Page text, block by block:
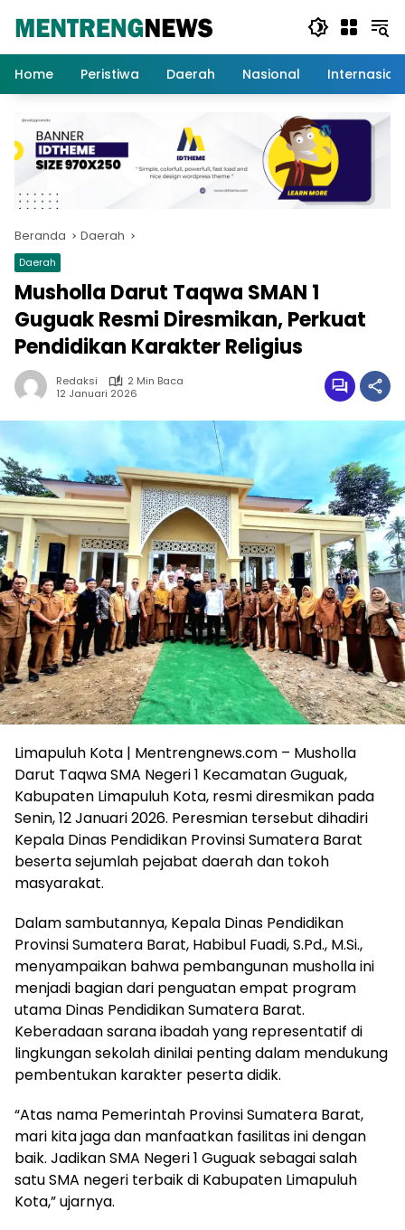
Home
Peristiwa Daerah Nasional
Beranda Daerah
Daerah
Musholla Darut Taqwa SMAN 1
Guguak Resmi Diresmikan, Perkuat
Pendidikan Karakter Religius
Redaksi
2 Min Baca
12 Januari 2026
Limapuluh Kota | Mentrengnews.com – Musholla
Darut Taqwa SMA Negeri 1 Kecamatan Guguak,
Kabupaten Limapuluh Kota, resmi diresmikan pada
Senin, 12 Januari 2026. Peresmian tersebut dihadiri
Kepala Dinas Pendidikan Provinsi Sumatera Barat
beserta sejumlah pejabat daerah dan tokoh
masyarakat.
Dalam sambutannya, Kepala Dinas Pendidikan
Provinsi Sumatera Barat, Habibul Fuadi, S.Pd., M.Si.,
menyampaikan bahwa pembangunan musholla ini
menjadi bagian dari penguatan empat program
utama Dinas Pendidikan Sumatera Barat.
Keberadaan sarana ibadah yang representatif di
lingkungan sekolah dinilai penting dalam mendukung
pembentukan karakter peserta didik.
“Atas nama Pemerintah Provinsi Sumatera Barat,
mari kita jaga dan manfaatkan fasilitas ini dengan
baik. Jadikan SMA Negeri 1 Guguak sebagai salah
satu SMA negeri terbaik di Kabupaten Limapuluh
Kota,” ujarnya.